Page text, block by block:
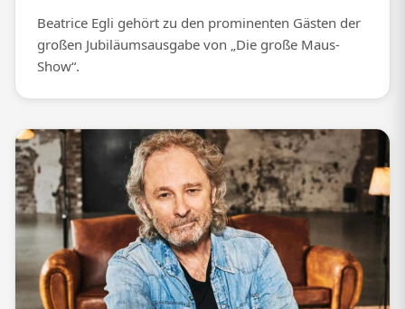
Beatrice Egli gehört zu den prominenten Gästen der
großen Jubiläumsausgabe von „Die große Maus-
Show“.